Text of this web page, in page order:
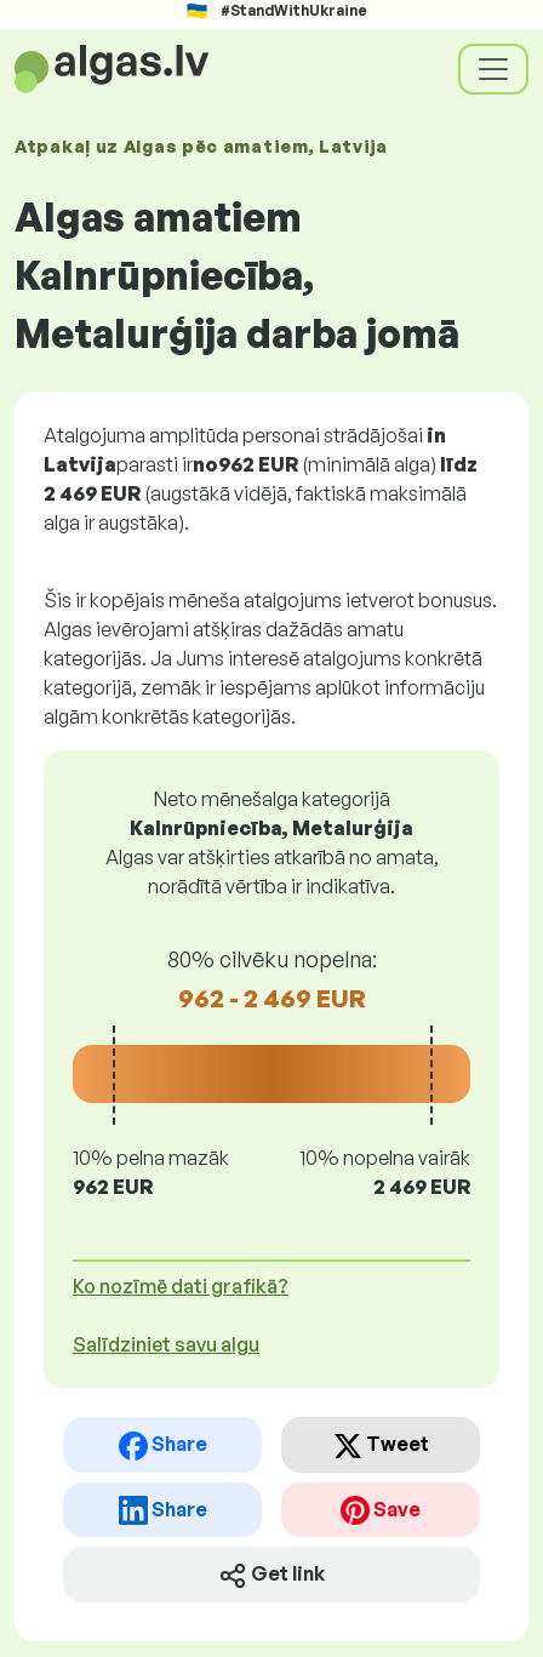
#StandWithUkraine
Atpakaļ uz Algas pēc amatiem, Latvija
Algas amatiem
Kalnrūpniecība,
Metalurģija darba jomā
Atalgojuma amplitūda personai strādājošai in
Latvijaparasti irno962 EUR (minimālā alga) līdz
2 469 EUR (augstākā vidējā, faktiskā maksimālā
alga ir augstāka).
Šis ir kopējais mēneša atalgojums ietverot bonusus.
Algas ievērojami atšķiras dažādās amatu
kategorijās. Ja Jums interesē atalgojums konkrētā
kategorijā, zemāk ir iespējams aplūkot informāciju
algām konkrētās kategorijās.
Neto mēnešalga kategorijā
Kalnrūpniecība, Metalurģija
Algas var atšķirties atkarībā no amata,
norādītā vērtība ir indikatīva.
80% cilvēku nopelna:
962 - 2 469 EUR
10% pelna mazāk
962 EUR
10% nopelna vairāk
2 469 EUR
Ko nozīmē dati grafikā?
Salīdziniet savu algu
Share Tweet
Share Save
Get link